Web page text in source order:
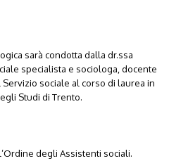
sarà condotta dalla dr.ssa
specialista e sociologa, docente
sociale al corso di laurea in
Studi di Trento.
degli Assistenti sociali.